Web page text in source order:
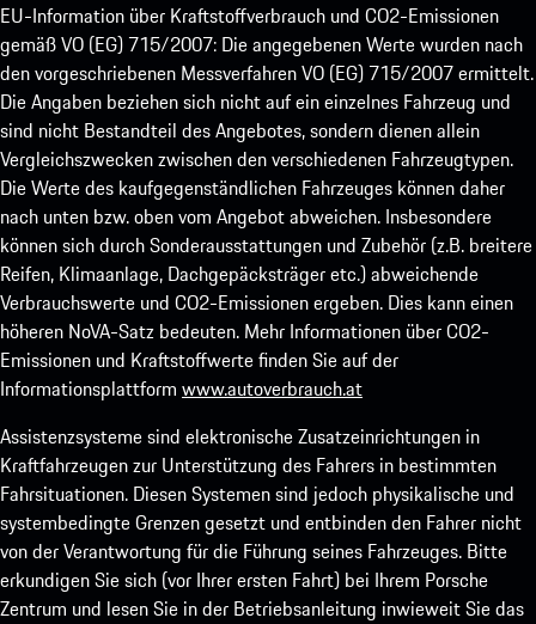
EU-Information über Kraftstoffverbrauch und CO2-Emissionen
gemäß VO (EG) 715/2007: Die angegebenen Werte wurden nach
den vorgeschriebenen Messverfahren VO (EG) 715/2007 ermittelt.
Die Angaben beziehen sich nicht auf ein einzelnes Fahrzeug und
sind nicht Bestandteil des Angebotes, sondern dienen allein
Vergleichszwecken zwischen den verschiedenen Fahrzeugtypen.
Die Werte des kaufgegenständlichen Fahrzeuges können daher
nach unten bzw. oben vom Angebot abweichen. Insbesondere
können sich durch Sonderausstattungen und Zubehör (z.B. breitere
Reifen, Klimaanlage, Dachgepäcksträger etc.) abweichende
Verbrauchswerte und CO2-Emissionen ergeben. Dies kann einen
höheren NoVA-Satz bedeuten. Mehr Informationen über CO2-
Emissionen und Kraftstoffwerte finden Sie auf der
Informationsplattform www.autoverbrauch.at
Assistenzsysteme sind elektronische Zusatzeinrichtungen in
Kraftfahrzeugen zur Unterstützung des Fahrers in bestimmten
Fahrsituationen. Diesen Systemen sind jedoch physikalische und
systembedingte Grenzen gesetzt und entbinden den Fahrer nicht
von der Verantwortung für die Führung seines Fahrzeuges. Bitte
erkundigen Sie sich (vor Ihrer ersten Fahrt) bei Ihrem Porsche
Zentrum und lesen Sie in der Betriebsanleitung inwieweit Sie das